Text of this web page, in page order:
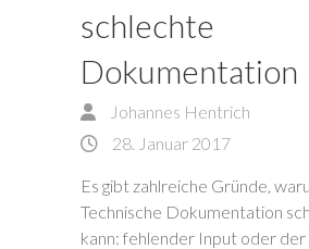
schlechte
Dokumentation
Johannes Hentrich
28. Januar 2017
Es gibt zahlreiche Gründe,
Technische Dokumentation
kann: fehlender Input oder